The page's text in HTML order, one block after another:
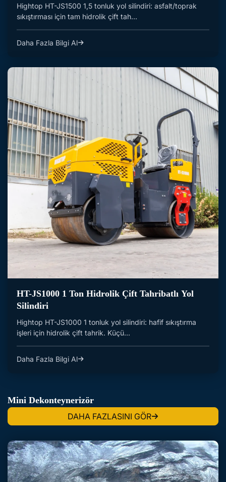
Hightop HT-JS1500 1,5 tonluk yol silindiri: asfalt/toprak
sıkıştırması için tam hidrolik çift tah...
Daha Fazla Bilgi Al
HT-JS1000 1 Ton Hidrolik Çift Tahribatlı Yol
Silindiri
Hightop HT-JS1000 1 tonluk yol silindiri: hafif sıkıştırma
işleri için hidrolik çift tahrik. Küçü...
Daha Fazla Bilgi Al
Mini Dekonteynerizör
DAHA FAZLASINI GÖR